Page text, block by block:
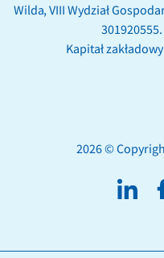
Wilda, VIII Wydział
Kapitał
2026 ©